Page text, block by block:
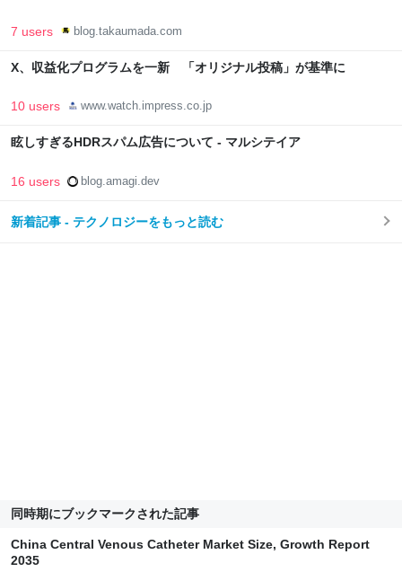
7 users blog.takaumada.com
X、収益化プログラムを一新 「オリジナル投稿」が基準に
10 users www.watch.impress.co.jp
眩しすぎるHDRスパム広告について - マルシテイア
16 users blog.amagi.dev
新着記事 - テクノロジーをもっと読む
同時期にブックマークされた記事
China Central Venous Catheter Market Size, Growth Report
2035